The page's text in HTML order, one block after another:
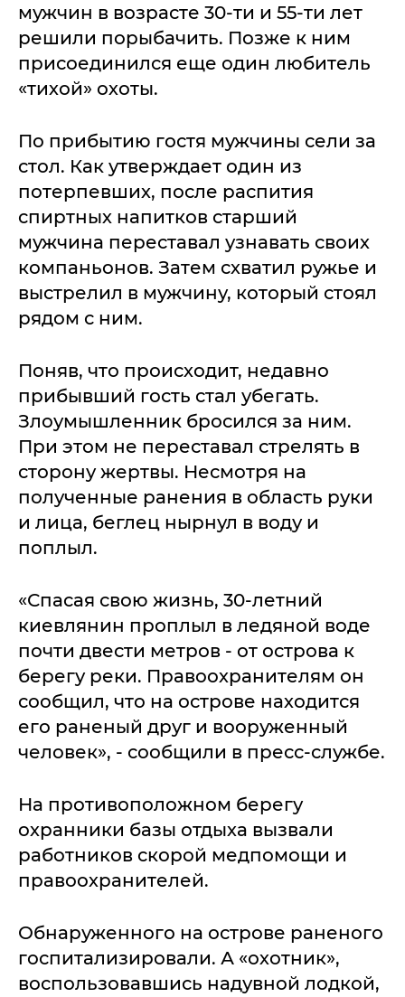
мужчин в возрасте 30-ти и 55-ти лет
решили порыбачить. Позже к ним
присоединился еще один любитель
«тихой» охоты.
По прибытию гостя мужчины сели за
стол. Как утверждает один из
потерпевших, после распития
спиртных напитков старший
мужчина переставал узнавать своих
компаньонов. Затем схватил ружье и
выстрелил в мужчину, который стоял
рядом с ним.
Поняв, что происходит, недавно
прибывший гость стал убегать.
Злоумышленник бросился за ним.
При этом не переставал стрелять в
сторону жертвы. Несмотря на
полученные ранения в область руки
и лица, беглец нырнул в воду и
поплыл.
«Спасая свою жизнь, 30-летний
киевлянин проплыл в ледяной воде
почти двести метров - от острова к
берегу реки. Правоохранителям он
сообщил, что на острове находится
его раненый друг и вооруженный
человек», - сообщили в пресс-службе.
На противоположном берегу
охранники базы отдыха вызвали
работников скорой медпомощи и
правоохранителей.
Обнаруженного на острове раненого
госпитализировали. А «охотник»,
воспользовавшись надувной лодкой,